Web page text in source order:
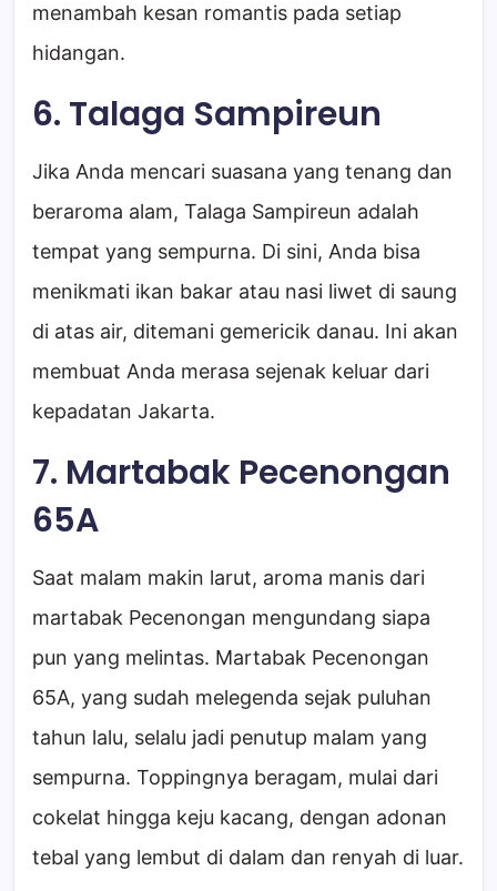
menambah kesan romantis pada setiap
hidangan.
6. Talaga Sampireun
Jika Anda mencari suasana yang tenang dan
beraroma alam, Talaga Sampireun adalah
tempat yang sempurna. Di sini, Anda bisa
menikmati ikan bakar atau nasi liwet di saung
di atas air, ditemani gemericik danau. Ini akan
membuat Anda merasa sejenak keluar dari
kepadatan Jakarta.
7. Martabak Pecenongan
65A
Saat malam makin larut, aroma manis dari
martabak Pecenongan mengundang siapa
pun yang melintas. Martabak Pecenongan
65A, yang sudah melegenda sejak puluhan
tahun lalu, selalu jadi penutup malam yang
sempurna. Toppingnya beragam, mulai dari
cokelat hingga keju kacang, dengan adonan
tebal yang lembut di dalam dan renyah di luar.